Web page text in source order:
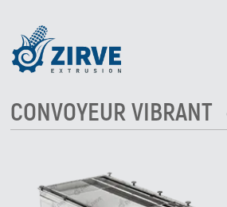
CONVOYEUR VIBRANT